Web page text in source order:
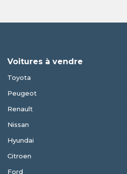
Voitures à vendre
Toyota
Peugeot
Renault
Nissan
Hyundai
Citroen
Ford